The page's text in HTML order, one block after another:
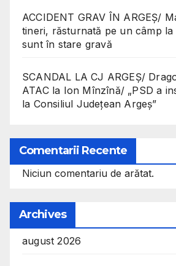
ACCIDENT GRAV ÎN ARGEȘ/
tineri, răsturnată pe un câmp la
sunt în stare gravă
SCANDAL LA CJ ARGEȘ/
ATAC la Ion Mînzînă/ „PSD a
la Consiliul Județean Argeș”
Comentarii Recente
Niciun comentariu de arătat.
Archives
august 2026